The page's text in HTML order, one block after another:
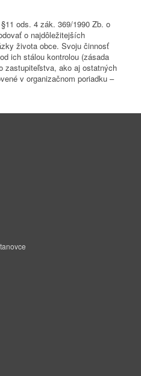
ods. 4 zák. 369/1990 Zb. o
o najdôležitejších
života obce. Svoju činnosť
ich stálou kontrolou (zásada
zastupiteľstva, ako aj ostatných
v organizačnom poriadku –